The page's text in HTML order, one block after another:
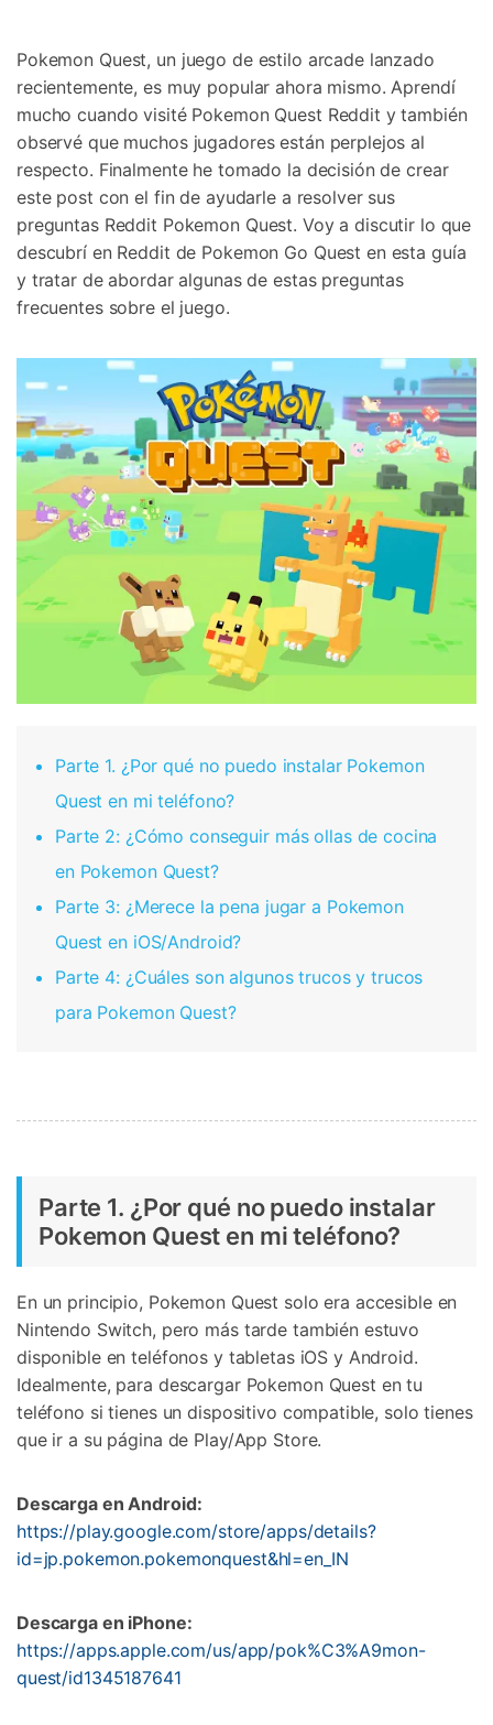
Reparación de Móviles
Protección del Móvil
Encuentra Más Soluciones
Iniciar sesión
Pokemon Quest, un juego de estilo arcade lanzado
recientemente, es muy popular ahora mismo. Aprendí
mucho cuando visité Pokemon Quest Reddit y también
observé que muchos jugadores están perplejos al
respecto. Finalmente he tomado la decisión de crear
este post con el fin de ayudarle a resolver sus
preguntas Reddit Pokemon Quest. Voy a discutir lo que
descubrí en Reddit de Pokemon Go Quest en esta guía
y tratar de abordar algunas de estas preguntas
frecuentes sobre el juego.
Parte 1. ¿Por qué no puedo instalar Pokemon
Quest en mi teléfono?
Parte 2: ¿Cómo conseguir más ollas de cocina
en Pokemon Quest?
Parte 3: ¿Merece la pena jugar a Pokemon
Quest en iOS/Android?
Parte 4: ¿Cuáles son algunos trucos y trucos
para Pokemon Quest?
Parte 1. ¿Por qué no puedo instalar
Pokemon Quest en mi teléfono?
En un principio, Pokemon Quest solo era accesible en
Nintendo Switch, pero más tarde también estuvo
disponible en teléfonos y tabletas iOS y Android.
Idealmente, para descargar Pokemon Quest en tu
teléfono si tienes un dispositivo compatible, solo tienes
que ir a su página de Play/App Store.
Descarga en Android:
https://play.google.com/store/apps/details?
id=jp.pokemon.pokemonquest&hl=en_IN
Descarga en iPhone:
https://apps.apple.com/us/app/pok%C3%A9mon-
quest/id1345187641